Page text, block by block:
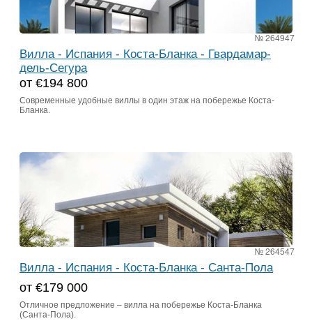
№ 264947
Вилла - Испания - Коста-Бланка - Гвардамар-
дель-Сегура
от €194 800
Современные удобные виллы в один этаж на побережье Коста-
Бланка.
№ 264547
Вилла - Испания - Коста-Бланка - Санта-Пола
от €179 000
Отличное предложение – вилла на побережье Коста-Бланка
(Санта-Пола).